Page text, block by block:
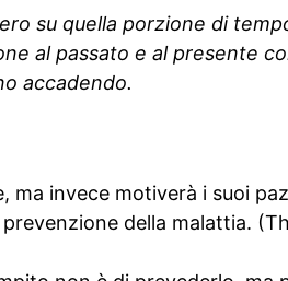
su quella porzione di
al passato e al presente
accadendo.
invece motiverà i suoi
della malattia.